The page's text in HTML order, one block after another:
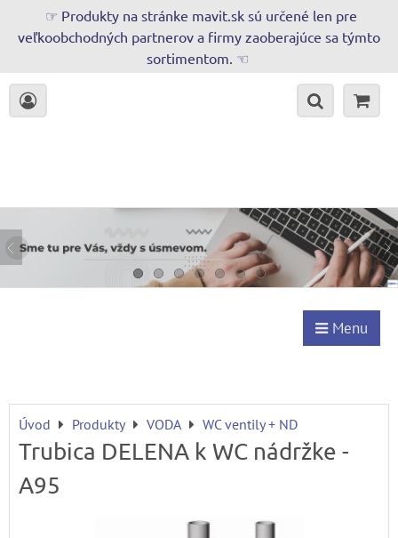
☞ Produkty na stránke mavit.sk sú určené len pre
veľkoobchodných partnerov a firmy zaoberajúce sa týmto
sortimentom. ☜
Menu
Úvod Produkty VODA WC ventily + ND
Trubica DELENA k WC nádržke -
A95